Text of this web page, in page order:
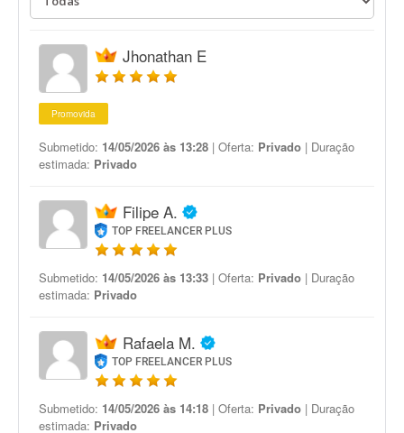
Jhonathan E
Promovida
Submetido: 14/05/2026 às 13:28 | Oferta: Privado | Duração
estimada: Privado
Filipe A.
TOP FREELANCER PLUS
Submetido: 14/05/2026 às 13:33 | Oferta: Privado | Duração
estimada: Privado
Rafaela M.
TOP FREELANCER PLUS
Submetido: 14/05/2026 às 14:18 | Oferta: Privado | Duração
estimada: Privado